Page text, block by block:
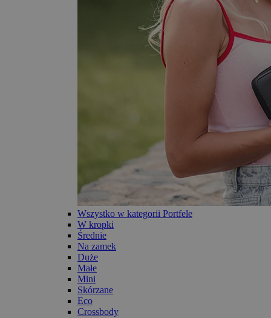
Wszystko w kategorii Portfele
W kropki
Średnie
Na zamek
Duże
Małe
Mini
Skórzane
Eco
Crossbody